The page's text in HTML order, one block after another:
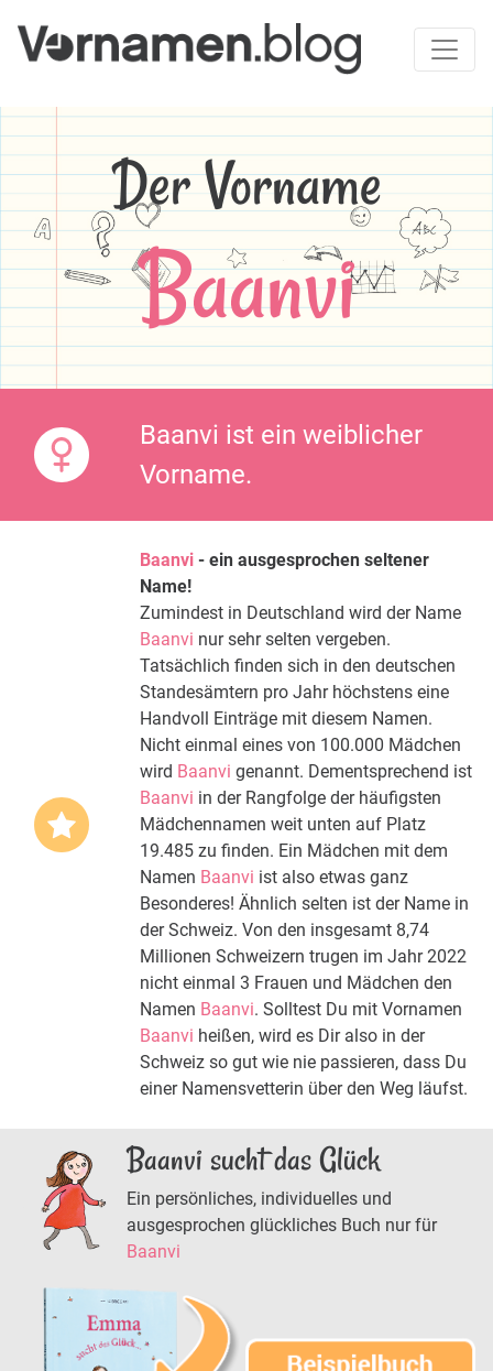
Der Vorname
Baanvi
Baanvi ist ein weiblicher
Vorname.
Baanvi - ein ausgesprochen seltener
Name!
Zumindest in Deutschland wird der Name
Baanvi nur sehr selten vergeben.
Tatsächlich finden sich in den deutschen
Standesämtern pro Jahr höchstens eine
Handvoll Einträge mit diesem Namen.
Nicht einmal eines von 100.000 Mädchen
wird Baanvi genannt. Dementsprechend ist
Baanvi in der Rangfolge der häufigsten
Mädchennamen weit unten auf Platz
19.485 zu finden. Ein Mädchen mit dem
Namen Baanvi ist also etwas ganz
Besonderes! Ähnlich selten ist der Name in
der Schweiz. Von den insgesamt 8,74
Millionen Schweizern trugen im Jahr 2022
nicht einmal 3 Frauen und Mädchen den
Namen Baanvi. Solltest Du mit Vornamen
Baanvi heißen, wird es Dir also in der
Schweiz so gut wie nie passieren, dass Du
einer Namensvetterin über den Weg läufst.
Baanvi sucht das Glück
Ein persönliches, individuelles und
ausgesprochen glückliches Buch nur für
Baanvi